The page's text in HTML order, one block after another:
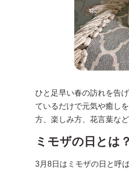
ひと足早い春の訪れを告
ているだけで元気や癒し
方、楽しみ方、花言葉な
ミモザの日とは？
3月8日はミモザの日と呼